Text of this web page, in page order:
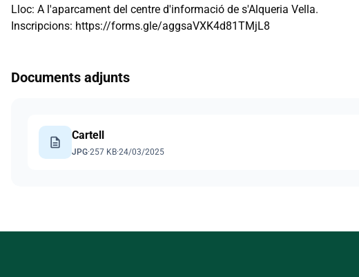
Lloc: A l'aparcament del centre d'informació de s'Alqueria Vella.
Inscripcions: https://forms.gle/aggsaVXK4d81TMjL8
Documents adjunts
description Cartell
JPG·257 KB·24/03/2025